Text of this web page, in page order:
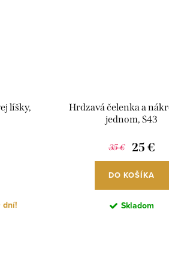
líšky,
dní!
Hrdzavá čelenka a
jednom, S43
35 € 25 €
DO KOŠÍKA
Skladom